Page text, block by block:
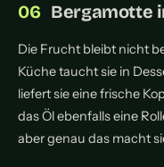
Bergamotte
Die Frucht bleibt nicht
Küche taucht sie in
liefert sie eine frische
das Öl ebenfalls eine
aber genau das macht